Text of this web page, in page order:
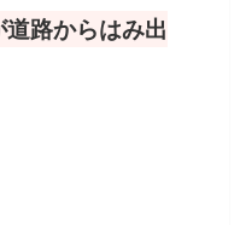
路からはみ出